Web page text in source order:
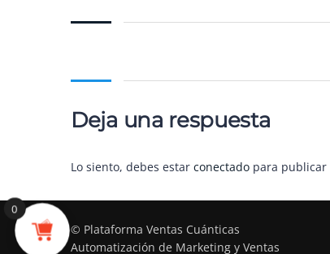
Deja una respuesta
Lo siento, debes estar conectado para publicar
© Plataforma Ventas Cuánticas
Automatización de Marketing y Ventas
0